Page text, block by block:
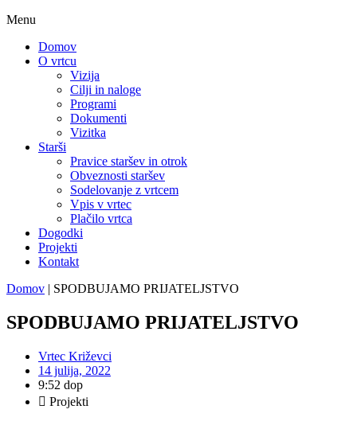
Menu
Domov
O vrtcu
Vizija
Cilji in naloge
Programi
Dokumenti
Vizitka
Starši
Pravice staršev in otrok
Obveznosti staršev
Sodelovanje z vrtcem
Vpis v vrtec
Plačilo vrtca
Dogodki
Projekti
Kontakt
Domov | SPODBUJAMO PRIJATELJSTVO
SPODBUJAMO PRIJATELJSTVO
Vrtec Križevci
14 julija, 2022
9:52 dop
Projekti